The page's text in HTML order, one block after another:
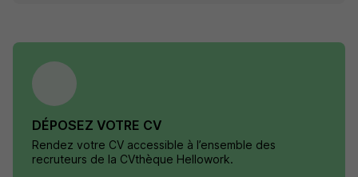
DÉPOSEZ VOTRE CV
Rendez votre CV accessible à l’ensemble des
recruteurs de la CVthèque Hellowork.